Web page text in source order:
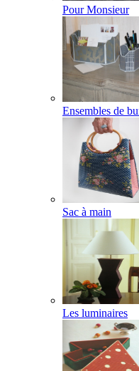
Pour Monsieur
Ensembles de
Sac à main
Les luminaires